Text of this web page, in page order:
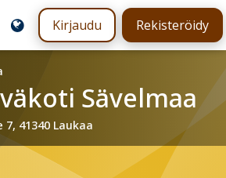
Kirjaudu Rekisteröidy
Sävelmaa
7, 41340 Laukaa